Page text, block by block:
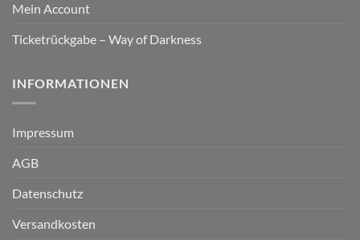
Mein Account
Ticketrückgabe – Way of Darkness
INFORMATIONEN
Impressum
AGB
Datenschutz
Versandkosten